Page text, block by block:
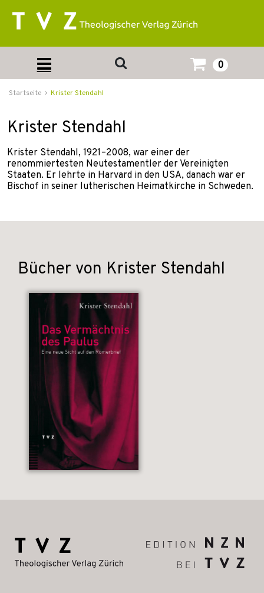
0
Startseite Krister Stendahl
Krister Stendahl
Krister Stendahl, 1921–2008, war einer der
renommiertesten Neutestamentler der Vereinigten
Staaten. Er lehrte in Harvard in den USA, danach war er
Bischof in seiner lutherischen Heimatkirche in Schweden.
Bücher von Krister Stendahl